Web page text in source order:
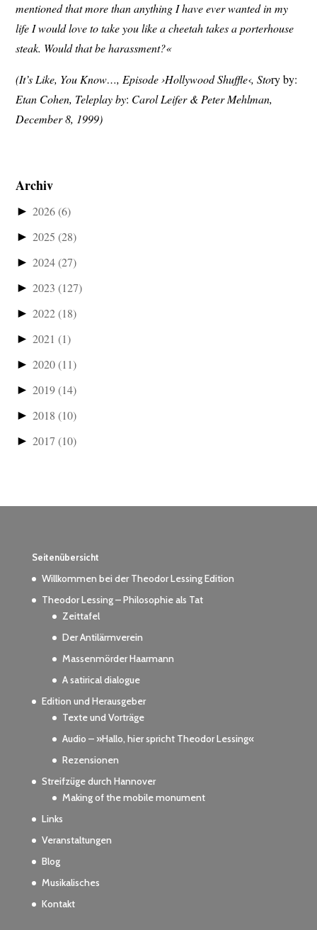
mentioned that more than anything I have ever wanted in my
life I would love to take you like a cheetah takes a porterhouse
steak. Would that be harassment?«
(It’s Like, You Know…, Episode ›Hollywood Shuffle‹, Story by:
Etan Cohen, Teleplay by: Carol Leifer & Peter Mehlman,
December 8, 1999)
Archiv
► 2026(6)
► 2025(28)
► 2024(27)
► 2023(127)
► 2022(18)
► 2021(1)
► 2020(11)
► 2019(14)
► 2018(10)
► 2017(10)
Seitenübersicht
Willkommen bei der Theodor Lessing Edition
Theodor Lessing – Philosophie als Tat
Zeittafel
Der Antilärmverein
Massenmörder Haarmann
A satirical dialogue
Edition und Herausgeber
Texte und Vorträge
Audio – »Hallo, hier spricht Theodor Lessing«
Rezensionen
Streifzüge durch Hannover
Making of the mobile monument
Links
Veranstaltungen
Blog
Musikalisches
Kontakt